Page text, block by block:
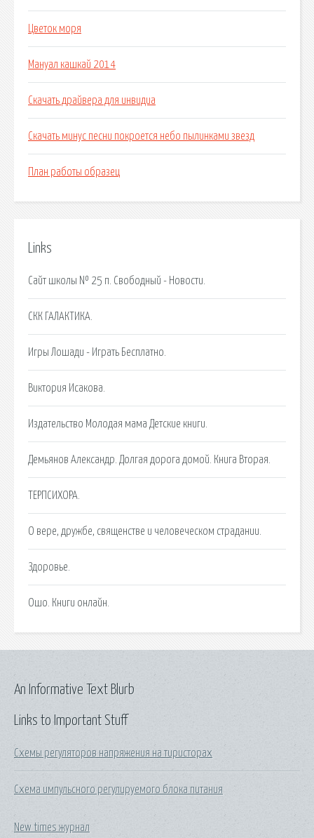
Цветок моря
Мануал кашкай 2014
Скачать драйвера для инвидиа
Скачать минус песни покроется небо пылинками звезд
План работы образец
Links
Сайт школы № 25 п. Свободный - Новости.
СКК ГАЛАКТИКА.
Игры Лошади - Играть Бесплатно.
Виктория Исакова.
Издательство Молодая мама Детские книги.
Демьянов Александр. Долгая дорога домой. Книга Вторая.
ТЕРПСИХОРА.
О вере, дружбе, священстве и человеческом страдании.
Здоровье.
Ошо. Книги онлайн.
Links to Important Stuff
Схемы регуляторов напряжения на тиристорах
Схема импульсного регулируемого блока питания
New times журнал
An Informative Text Blurb